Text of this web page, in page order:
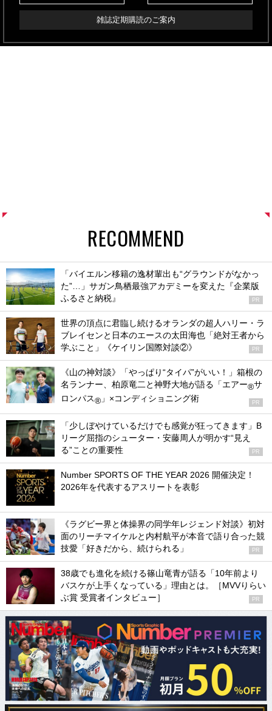
雑誌定期購読のご案内
RECOMMEND
「バイエルン移籍の逸材輩出も“グラウンドがなかっ
た”…」サガン鳥栖最強アカデミーを変えた『企業版
ふるさと納税』
PR
世界の頂点に君臨し続けるオランダの超人ハリー・ラ
ブレイセンと日本のエースの太田海也「絶対王者から
学ぶこと」《ケイリン国際対談②》
PR
《山の神対談》「やっぱり“タイパ”がいい！」箱根の
名ランナー、柏原竜二と神野大地が語る「エアー®サ
ロンパス® 」×コンディショニング術 PR
「少しぼやけているだけでも感覚が狂ってきます」B
リーグ屈指のシューター・安藤周人が明かす“見え
る”ことの重要性
PR
Number SPORTS OF THE YEAR 2026 開催決定！
2026年を代表するアスリートを表彰
《ラグビー界と体操界の同学年レジェンド対談》初対
面のリーチマイケルと内村航平が本音で語り合った競
技愛「好きだから、続けられる」
PR
38歳でも進化を続ける篠山竜青が語る「10年前より
バスケが上手くなっている」理由とは。［MVVりらい
ぶ賞 受賞者インタビュー］
PR